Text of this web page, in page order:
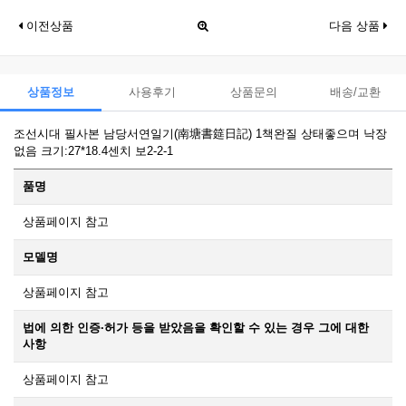
이전상품 다음 상품
상품정보 사용후기 상품문의 배송/교환
조선시대 필사본 남당서연일기(南塘書筵日記) 1책완질 상태좋으며 낙장
없음 크기:27*18.4센치 보2-2-1
품명
상품페이지 참고
모델명
상품페이지 참고
법에 의한 인증·허가 등을 받았음을 확인할 수 있는 경우 그에 대한
사항
상품페이지 참고